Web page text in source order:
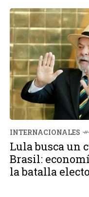
INTERNACIONALES
Lula busca un
Brasil:
la batalla